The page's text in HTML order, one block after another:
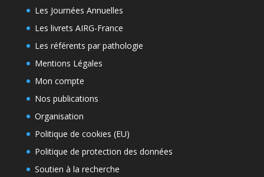
Les Journées Annuelles
Les livrets AIRG-France
Les référents par pathologie
Mentions Légales
Mon compte
Nos publications
Organisation
Politique de cookies (EU)
Politique de protection des données
Soutien à la recherche